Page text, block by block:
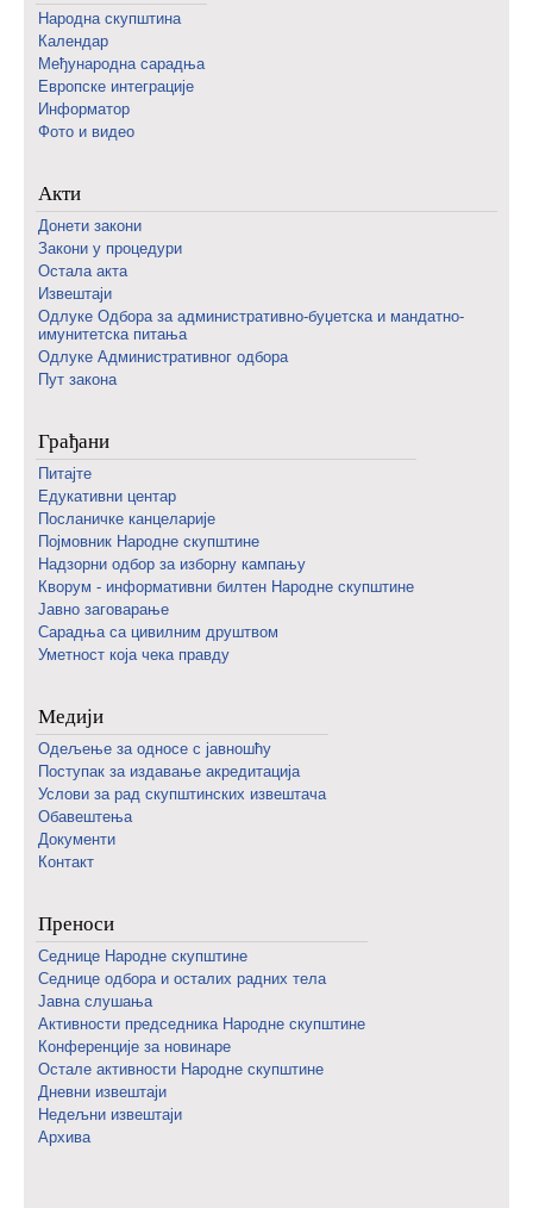
Народна скупштина
Календар
Међународна сарадња
Европске интеграције
Информатор
Фото и видео
Акти
Донети закони
Закони у процедури
Остала акта
Извештаји
Одлуке Одбора за административно-буџетска и мандатно-
имунитетска питања
Одлуке Административног одбора
Пут закона
Грађани
Питајте
Едукативни центар
Посланичке канцеларије
Појмовник Народне скупштине
Надзорни одбор за изборну кампању
Кворум - информативни билтен Народне скупштине
Јавно заговарање
Сарадња са цивилним друштвом
Уметност која чека правду
Медији
Одељење за односе с јавношћу
Поступак за издавање акредитација
Услови за рад скупштинских извештача
Обавештења
Документи
Контакт
Преноси
Седнице Народне скупштине
Седнице одбора и осталих радних тела
Јавна слушања
Активности председника Народне скупштине
Конференције за новинаре
Oстале активности Народне скупштине
Дневни извештаји
Недељни извештаји
Архива